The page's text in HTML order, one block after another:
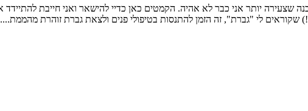
לי "גברת", זה הזמן להתנסות בטיפולי פנים ולצאת גברת זוהרת מהממת....